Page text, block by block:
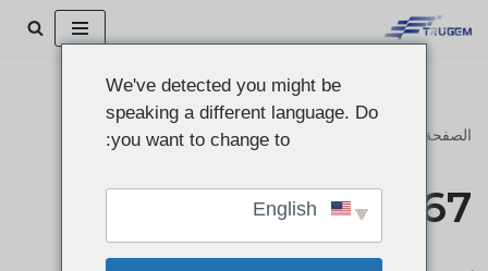
الصفحة الرئيسية
IP67
We've detected you might be
speaking a different language. Do
you want to change to: